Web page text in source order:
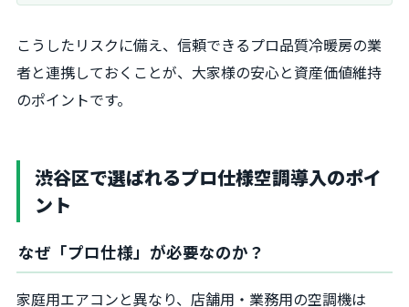
こうしたリスクに備え、信頼できるプロ品質冷暖房の業
者と連携しておくことが、大家様の安心と資産価値維持
のポイントです。
渋谷区で選ばれるプロ仕様空調導入のポイ
ント
なぜ「プロ仕様」が必要なのか？
家庭用エアコンと異なり、店舗用・業務用の空調機は